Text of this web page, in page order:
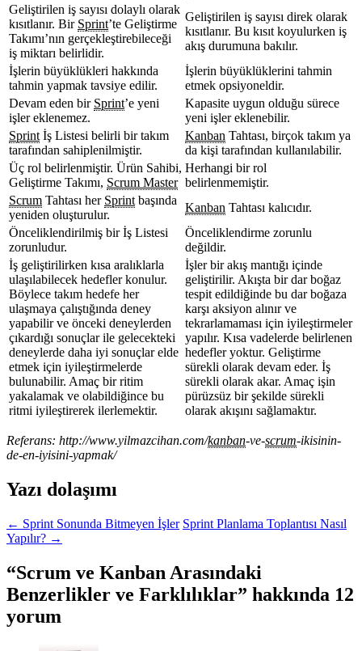
Geliştirilen iş sayısı dolaylı olarak
kısıtlanır. Bir Sprint’te Geliştirme
Takımı’nın gerçekleştirebileceği
iş miktarı belirlidir.
Geliştirilen iş sayısı direk olarak
kısıtlanır. Bu kısıt koyulurken iş
akış durumuna bakılır.
İşlerin büyüklükleri hakkında
tahmin yapmak tavsiye edilir.
İşlerin büyüklüklerini tahmin
etmek opsiyoneldir.
Devam eden bir Sprint’e yeni
işler eklenemez.
Kapasite uygun olduğu sürece
yeni işler eklenebilir.
Sprint İş Listesi belirli bir takım
tarafından sahiplenilmiştir.
Kanban Tahtası, birçok takım ya
da kişi tarafından kullanılabilir.
Üç rol belirlenmiştir. Ürün Sahibi,
Geliştirme Takımı, Scrum Master
Herhangi bir rol
belirlenmemiştir.
Scrum Tahtası her Sprint başında
yeniden oluşturulur.
Kanban Tahtası kalıcıdır.
Önceliklendirilmiş bir İş Listesi
zorunludur.
Önceliklendirme zorunlu
değildir.
İş geliştirilirken kısa aralıklarla
ulaşılabilecek hedefler konulur.
Böylece takım hedefe her
ulaşmaya çalıştığında deney
yapabilir ve önceki deneylerden
çıkardığı sonuçlar ile gelecekteki
deneylerde daha iyi sonuçlar elde
etmek için iyileştirmelerde
bulunabilir. Amaç bir ritim
yakalamak ve olabildiğince bu
ritmi iyileştirerek ilerlemektir.
İşler bir akış mantığı içinde
geliştirilir. Akışta bir dar boğaz
tespit edildiğinde bu dar boğaza
karşı aksiyon alınır ve
tekrarlamaması için iyileştirmeler
yapılır. Kısa vadelerde belirlenen
hedefler yoktur. Geliştirme
sürekli olarak devam eder. İş
sürekli olarak akar. Amaç işin
pürüzsüz bir şekilde sürekli
olarak akışını sağlamaktır.
Referans: http://www.yilmazcihan.com/kanban-ve-scrum-ikisinin-
de-en-iyisini-yapmak/
Yazı dolaşımı
← Sprint Sonunda Bitmeyen İşler Sprint Planlama Toplantısı Nasıl
Yapılır? →
“Scrum ve Kanban Arasındaki
Benzerlikler ve Farklılıklar” hakkında 12
yorum